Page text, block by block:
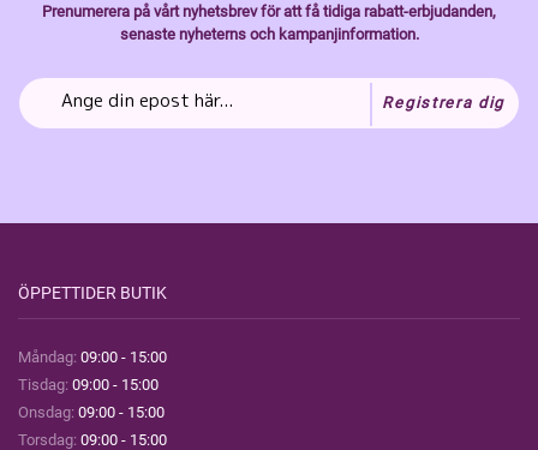
Prenumerera på vårt nyhetsbrev för att få tidiga rabatt-erbjudanden,
senaste nyheterns och kampanjinformation.
Registrera dig
ÖPPETTIDER BUTIK
Måndag: 09:00 - 15:00
Tisdag: 09:00 - 15:00
Onsdag: 09:00 - 15:00
Torsdag: 09:00 - 15:00